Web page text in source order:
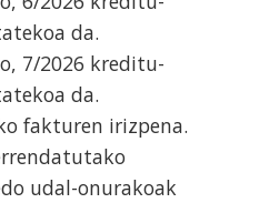
da.
7/2026 kreditu-
da.
fakturen irizpena.
udal-onurakoak